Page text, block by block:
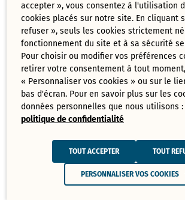
Ordre du jour du Conseil Municipal 17
mars 2025
PDF - 73,70 Ko
Tout
télécharger
Juin
Ressources de Juin 2025
Convocation Conseil Municipal du 30
PDF - 231,28 Ko
accepter », vous consentez à l'utilisation
cookies placés sur notre site. En cliquant
refuser », seuls les cookies strictement
fonctionnement du site et à sa sécurité
Pour choisir ou modifier vos préférences
retirer votre consentement à tout
« Personnaliser vos cookies » ou sur le
bas d'écran. Pour en savoir plus sur les
données personnelles que nous utilisons
politique de confidentialité
TOUT ACCEPTER TOUT
PERSONNALISER VOS COOKIES